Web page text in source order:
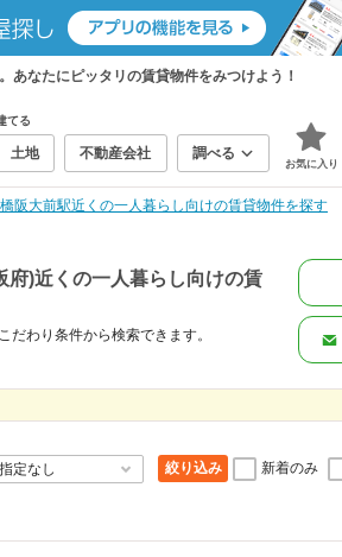
なたにピッタリの賃貸物件をみつけよう！
てる
土地 不動産会社 調べる
お気に入り
阪大前駅近くの一人暮らし向けの賃貸物件を探す
府)近くの一人暮らし向けの賃
だわり条件から検索できます。
絞り込み 新着のみ